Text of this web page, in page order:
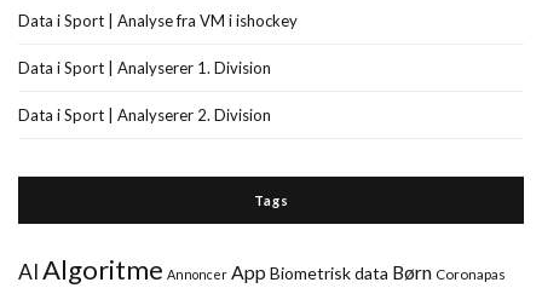
Data i Sport | Analyse fra VM i ishockey
Data i Sport | Analyserer 1. Division
Data i Sport | Analyserer 2. Division
Tags
AIAlgoritme Annoncer App Biometrisk data Børn Coronapas